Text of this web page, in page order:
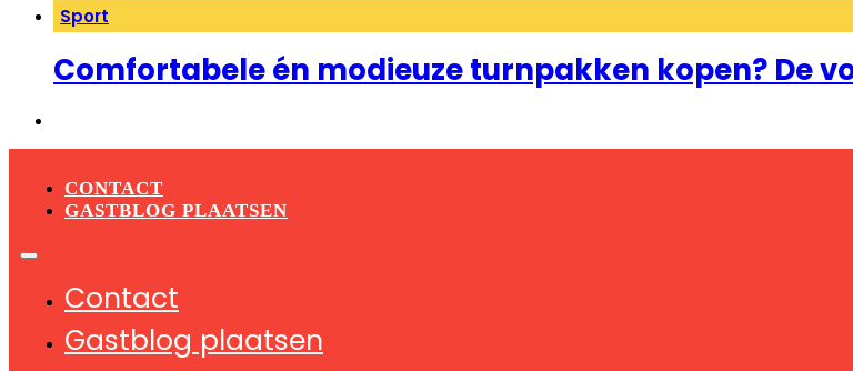
Sport
Comfortabele én modieuze turnpakken kopen? De
CONTACT
GASTBLOG PLAATSEN
Contact
Gastblog plaatsen